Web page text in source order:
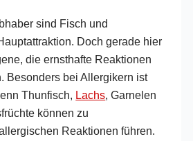
sind Fisch und
Doch gerade hier
die ernsthafte Reaktionen
Besonders bei Allergikern ist
Thunfisch, Lachs , Garnelen
können zu
Reaktionen führen.